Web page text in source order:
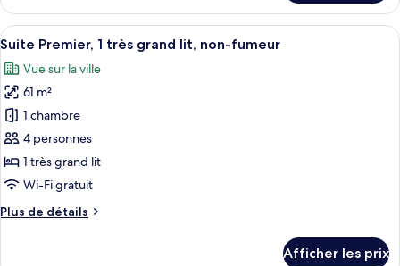
grand
lit,
non-
fumeur
(Garden)
Suite,
très
lit,
non-
fumeur
(Garden)
Afficher
toutes
les
photos
pour
ce
type
de
chambre :
Suite
Une chambre d’hôtel moderne
5
Suite Premier, 1 très grand lit, non-fumeur
Vue sur la ville
61 m²
1 chambre
4 personnes
1 très grand lit
Wi-Fi gratuit
Plus de détails
Plus
Afficher les prix